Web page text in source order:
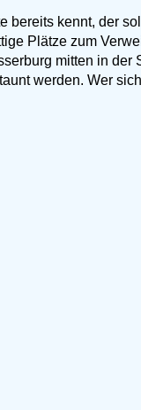
bereits kennt, der
Plätze zum
mitten in der
werden. Wer